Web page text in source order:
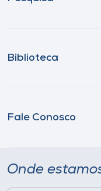
Biblioteca
Fale Conosco
Onde